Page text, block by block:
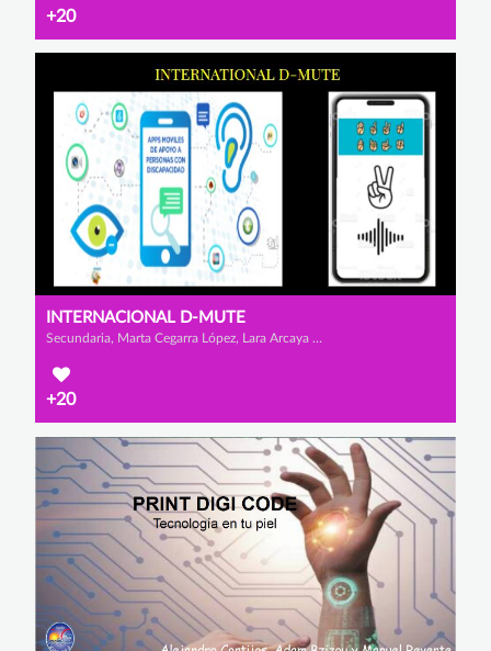
+20
INTERNACIONAL D-MUTE
Secundaria, Marta Cegarra López, Lara Arcaya Brito y Alexandru Rares Iamendi
+20